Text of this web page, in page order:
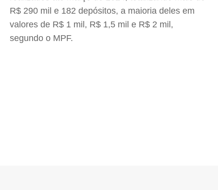
R$ 290 mil e 182 depósitos, a maioria deles em
valores de R$ 1 mil, R$ 1,5 mil e R$ 2 mil,
segundo o MPF.